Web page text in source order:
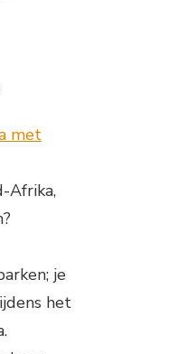
met
Afrika,
je
het